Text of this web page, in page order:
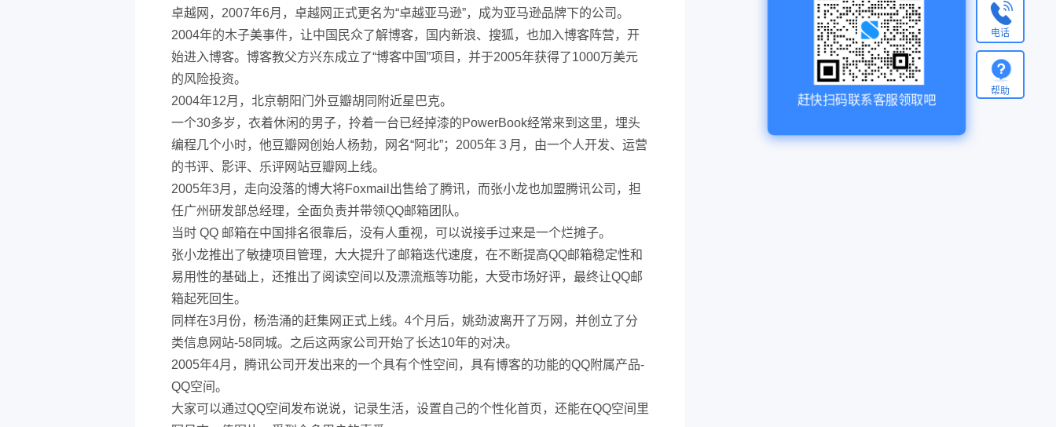
卓越网，2007年6月，卓越网正式更名为“卓越亚马逊”，成为亚马逊品牌下的公司。
2004年的木子美事件，让中国民众了解博客，国内新浪、搜狐，也加入博客阵营，开
始进入博客。博客教父方兴东成立了“博客中国”项目，并于2005年获得了1000万美元
的风险投资。
2004年12月，北京朝阳门外豆瓣胡同附近星巴克。
一个30多岁，衣着休闲的男子，拎着一台已经掉漆的PowerBook经常来到这里，埋头
编程几个小时，他豆瓣网创始人杨勃，网名“阿北”；2005年３月，由一个人开发、运营
的书评、影评、乐评网站豆瓣网上线。
2005年3月，走向没落的博大将Foxmail出售给了腾讯，而张小龙也加盟腾讯公司，担
任广州研发部总经理，全面负责并带领QQ邮箱团队。
当时 QQ 邮箱在中国排名很靠后，没有人重视，可以说接手过来是一个烂摊子。
张小龙推出了敏捷项目管理，大大提升了邮箱迭代速度，在不断提高QQ邮箱稳定性和
易用性的基础上，还推出了阅读空间以及漂流瓶等功能，大受市场好评，最终让QQ邮
箱起死回生。
同样在3月份，杨浩涌的赶集网正式上线。4个月后，姚劲波离开了万网，并创立了分
类信息网站-58同城。之后这两家公司开始了长达10年的对决。
2005年4月，腾讯公司开发出来的一个具有个性空间，具有博客的功能的QQ附属产品-
QQ空间。
大家可以通过QQ空间发布说说，记录生活，设置自己的个性化首页，还能在QQ空间里
赶快扫码联系客服领取吧
电话
帮助